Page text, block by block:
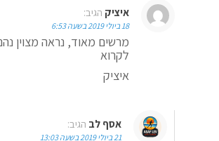
איציק הגיב:
18 ביולי 2019 בשעה 6:53
מרשים מאוד, נראה מצוין
לקרוא
איציק
אסף לב הגיב:
21 ביולי 2019 בשעה 13:03